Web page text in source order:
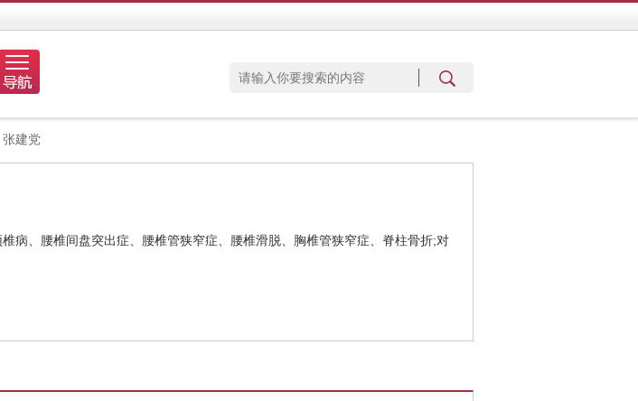
张建党
病、腰椎间盘突出症、腰椎管狭窄症、腰椎滑脱、胸椎管狭窄症、脊柱骨折;对